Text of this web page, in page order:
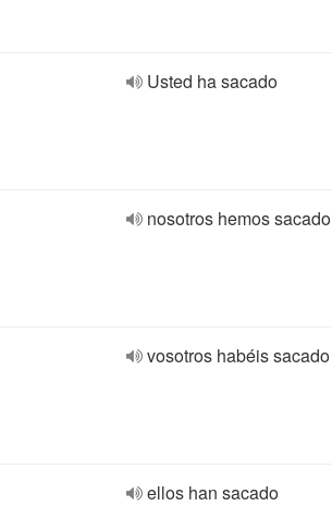
Usted ha sacado
nosotros hemos sacado
vosotros habéis sacado
ellos han sacado